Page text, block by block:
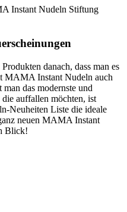
Instant Nudeln Stiftung
danach, dass man es
MAMA Instant Nudeln auch
das modernste und
auffallen möchten, ist
Neuheiten Liste die ideale
neuen MAMA Instant
Blick!